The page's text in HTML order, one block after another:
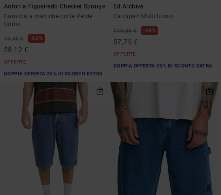
Antonia Figueiredo Checker Sponge
Camicia a maniche corte Verde
Uomo
75,00 € 63%
28,12 €
OFFERTE
DOPPIA OFFERTA 25% DI SCONTO EXTRA
Ed Archive
Cardigan Multi Uomo
110,00 € 48%
57,75 €
OFFERTE
DOPPIA OFFERTA 25% DI SCONTO EXTRA